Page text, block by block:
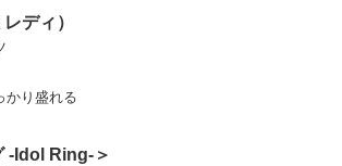
ディ）
かり盛れる
-Idol Ring-＞